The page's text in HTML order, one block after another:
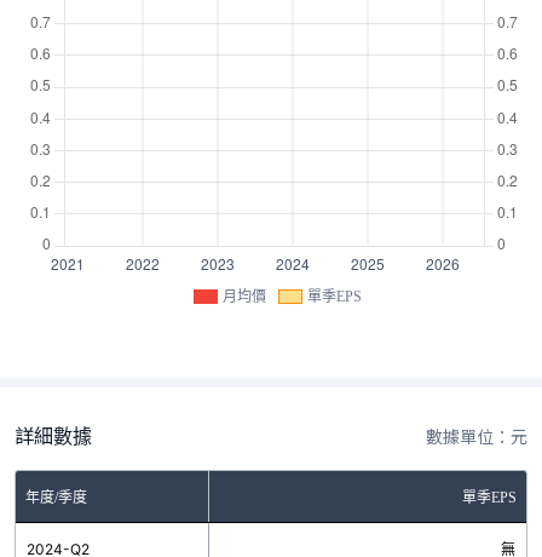
月均價 單季EPS
詳細數據 數據單位：元
年度/季度 單季EPS
2024-Q2 無